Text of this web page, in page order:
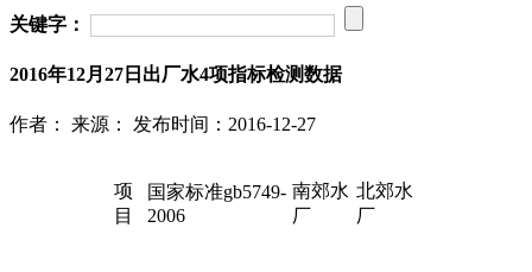
关键字：
2016年12月27日出厂水4项指标检测数据
作者： 来源： 发布时间：2016-12-27
项
目
国家标准gb5749-
2006
南郊水
厂
北郊水
厂